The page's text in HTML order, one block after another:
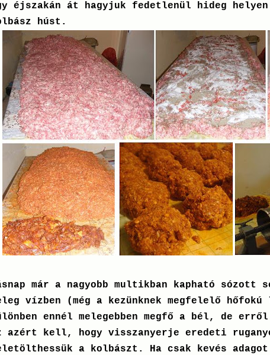
éjszakán át hagyjuk fedetlenül hideg
húst.
már a nagyobb multikban kapható
vízben (még a kezünknek megfelelő
ennél melegebben megfő a bél, de
azért kell, hogy visszanyerje eredeti
a kolbászt. Ha csak kevés